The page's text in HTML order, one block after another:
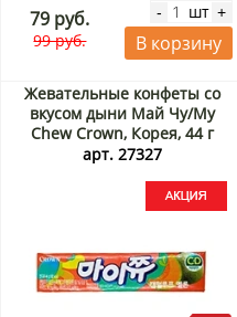
79 руб.
99 руб.
- шт +
В корзину
Жевательные конфеты со
вкусом дыни Май Чу/My
Chew Crown, Корея, 44 г
Акция
арт. 27327